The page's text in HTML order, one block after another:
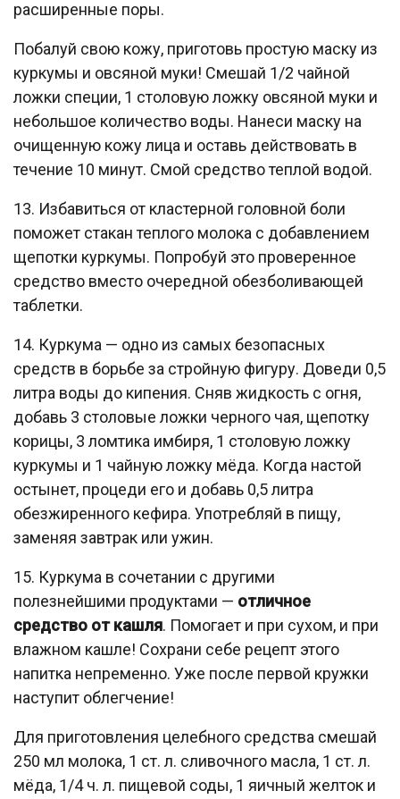
расширенные поры.
Побалуй свою кожу, приготовь простую маску из
куркумы и овсяной муки! Смешай 1/2 чайной
ложки специи, 1 столовую ложку овсяной муки и
небольшое количество воды. Нанеси маску на
очищенную кожу лица и оставь действовать в
течение 10 минут. Смой средство теплой водой.
13. Избавиться от кластерной головной боли
поможет стакан теплого молока с добавлением
щепотки куркумы. Попробуй это проверенное
средство вместо очередной обезболивающей
таблетки.
14. Куркума — одно из самых безопасных
средств в борьбе за стройную фигуру. Доведи 0,5
литра воды до кипения. Сняв жидкость с огня,
добавь 3 столовые ложки черного чая, щепотку
корицы, 3 ломтика имбиря, 1 столовую ложку
куркумы и 1 чайную ложку мёда. Когда настой
остынет, процеди его и добавь 0,5 литра
обезжиренного кефира. Употребляй в пищу,
заменяя завтрак или ужин.
15. Куркума в сочетании с другими
полезнейшими продуктами — отличное
средство от кашля. Помогает и при сухом, и при
влажном кашле! Сохрани себе рецепт этого
напитка непременно. Уже после первой кружки
наступит облегчение!
Для приготовления целебного средства смешай
250 мл молока, 1 ст. л. сливочного масла, 1 ст. л.
мёда, 1/4 ч. л. пищевой соды, 1 яичный желток и